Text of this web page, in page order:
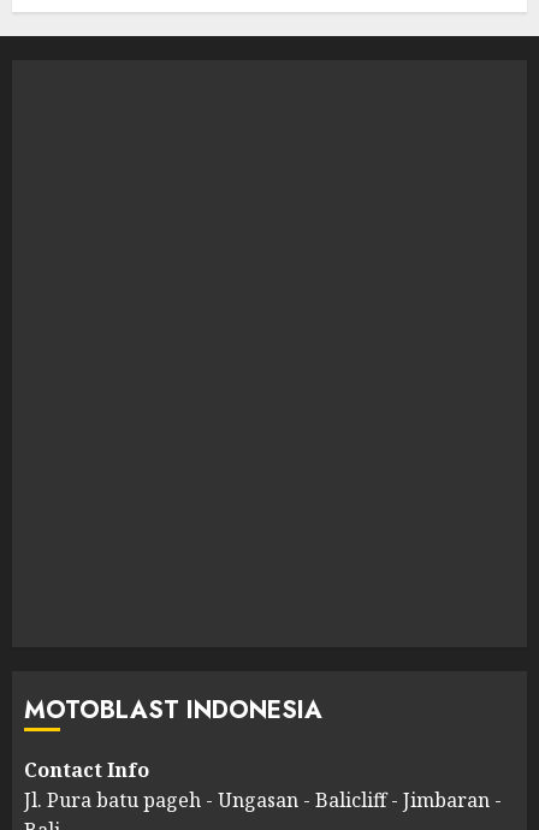
MOTOBLAST INDONESIA
Contact Info
Jl. Pura batu pageh - Ungasan - Balicliff - Jimbaran -